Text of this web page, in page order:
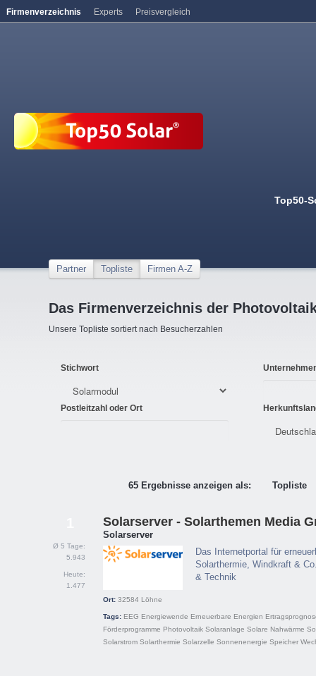
Top50-
Partner Topliste Firmen A-Z
Das Firmenverzeichnis der
Unsere Topliste sortiert nach Besucherzahlen
Stichwort
Postleitzahl oder Ort
65 Ergebnisse anzeigen als: Topliste
Ø 5 Tage:
5.943
Heute:
1.477
Solarserver - Solarthemen Media
Solarserver
Das Internetportal für
Solarthermie, Windkraft &
& Technik
Ort: 32584 Löhne
Tags: EEG Energiewende Erneuerbare Energien
Förderprogramme Photovoltaik Solaranlage Solare Nahwärme
Solarstrom Solarthermie Solarzelle Sonnenenergie Speicher
Firmenverzeichnis Experts Preisvergleich